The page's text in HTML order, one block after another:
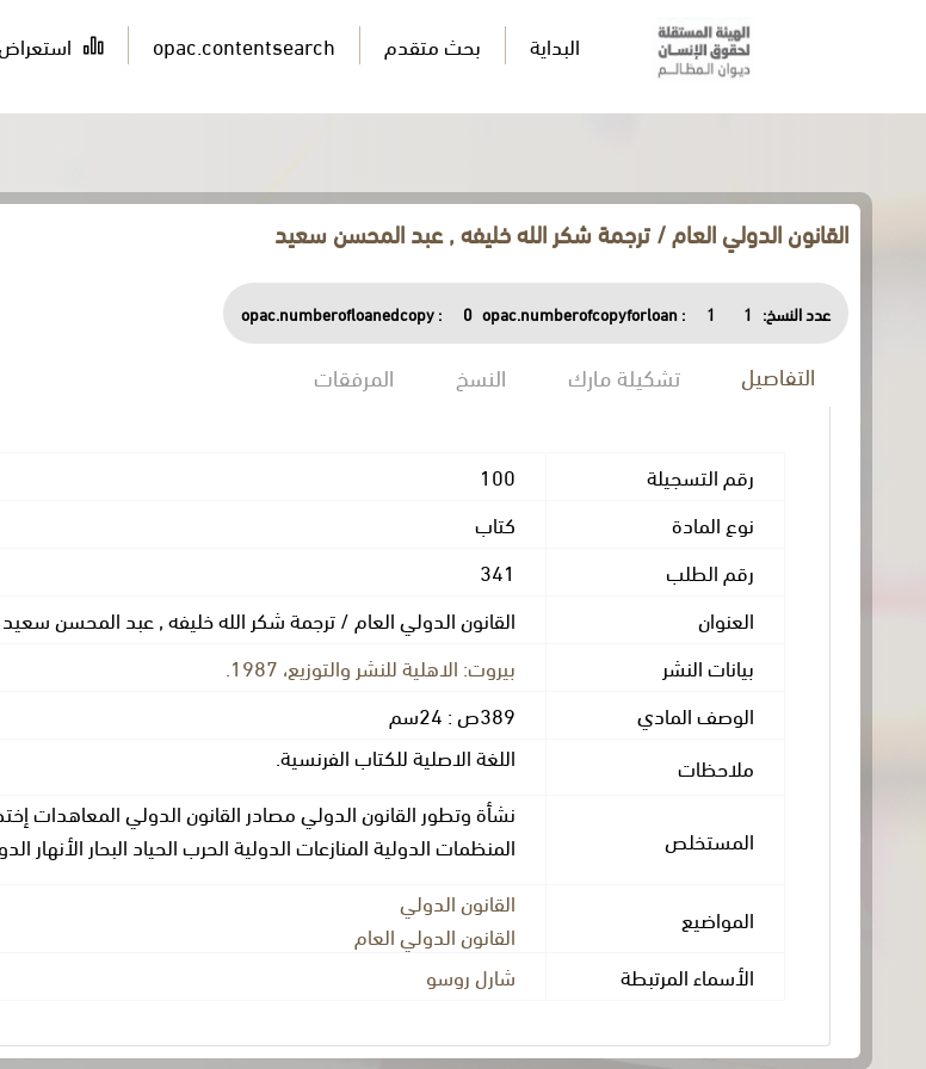
البداية بحث متقدم opac.contentsearch استعراض
القانون الدولي العام / ترجمة شكر الله خليفه , عبد المحسن سعيد
عدد النسخ: 1
opac.numberofloanedcopy : 0 opac.numberofcopyforloan : 1
التفاصيل تشكيلة مارك النسخ المرفقات
رقم التسجيلة
100
نوع المادة
كتاب
رقم الطلب
341
العنوان
القانون الدولي العام / ترجمة شكر الله خليفه , عبد المحسن سعيد
بيانات النشر
بيروت: الاهلية للنشر والتوزيع، 1987.
الوصف المادي
389ص : 24سم
ملاحظات
اللغة الاصلية للكتاب الفرنسية.
المستخلص
نشأة وتطور القانون الدولي مصادر القانون الدولي المعاهدات
المنظمات الدولية المنازعات الدولية الحرب الحياد البحار الأنهار
المواضيع
القانون الدولي
القانون الدولي العام
الأسماء المرتبطة
شارل روسو